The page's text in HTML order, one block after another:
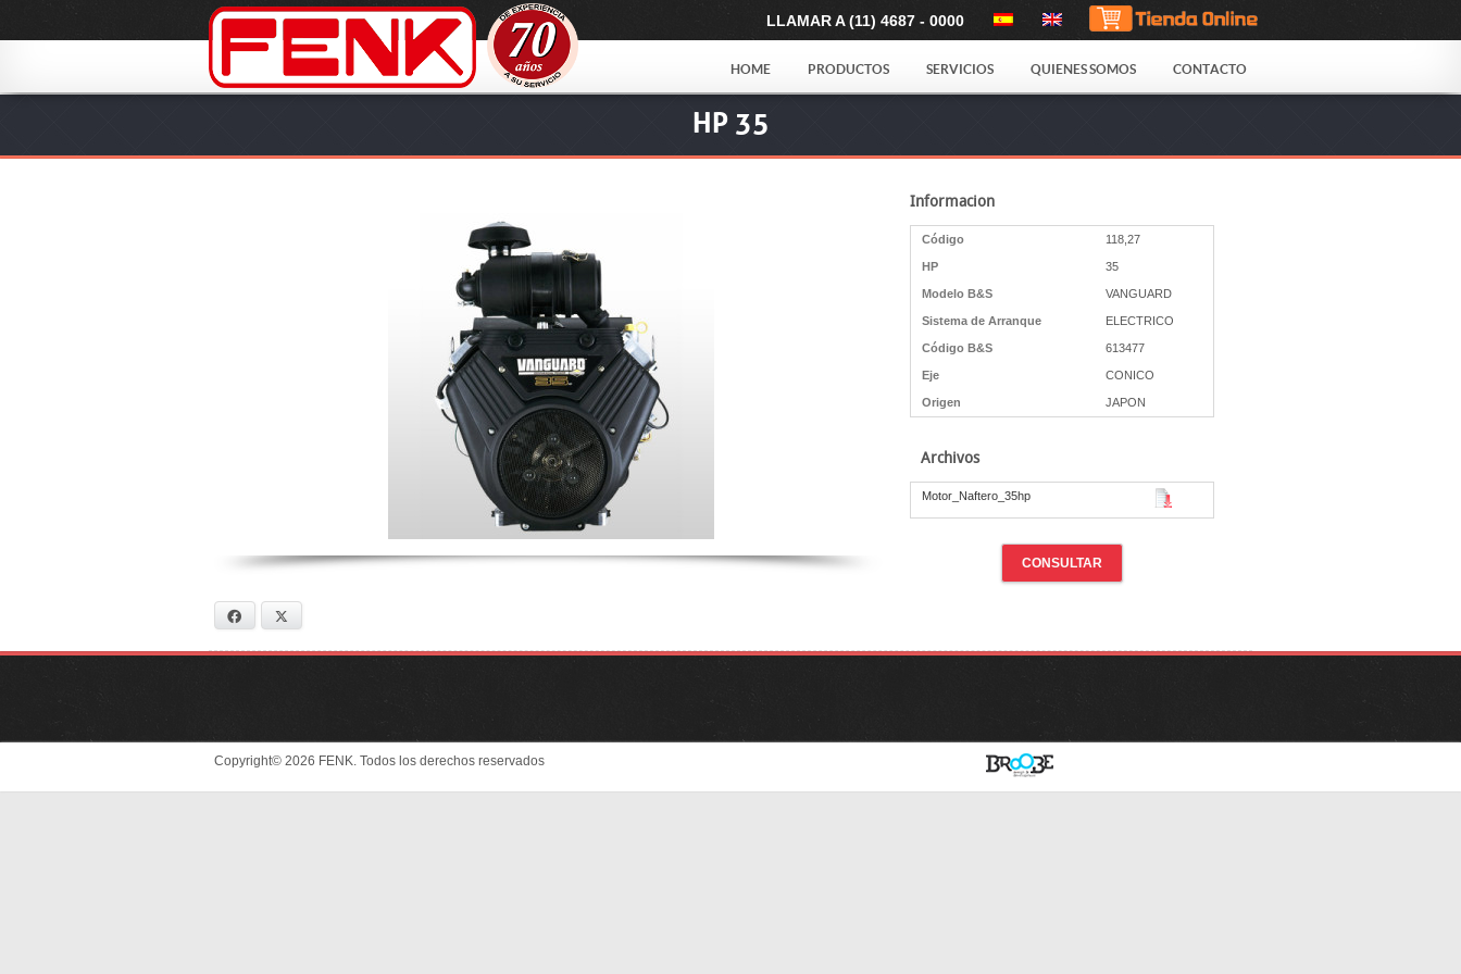
LLAMAR A (11) 4687 - 0000
HOME PRODUCTOS SERVICIOS QUIENES SOMOS CONTACTO
HP 35
Facebook
Informacion
Código 118,27
HP 35
Modelo B&S VANGUARD
Sistema de Arranque ELECTRICO
Código B&S 613477
Eje CONICO
Origen JAPON
Archivos
Motor_Naftero_35hp
CONSULTAR
Copyright© 2026 FENK. Todos los derechos reservados